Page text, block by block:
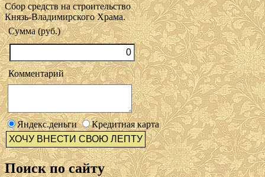
Сбор средств на строительство
Князь-Владимирского Храма.
Сумма (руб.)
Комментарий
Яндекс.деньги Кредитная карта
Поиск по сайту